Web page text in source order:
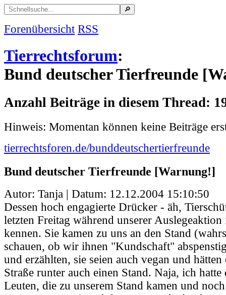
Forenübersicht RSS
Tierrechtsforum:
Bund deutscher Tierfreunde
Anzahl Beiträge in diesem Thread:
Hinweis: Momentan können keine Beiträge
tierrechtsforen.de/bunddeutschertierfreunde
Bund deutscher Tierfreunde [Warnung!]
Autor: Tanja | Datum: 12.12.2004 15:10:50
Dessen hoch engagierte Drücker - äh,
letzten Freitag während unserer
kennen. Sie kamen zu uns an den Stand
schauen, ob wir ihnen "Kundschaft"
und erzählten, sie seien auch vegan und
Straße runter auch einen Stand. Naja, ich
Leuten, die zu unserem Stand kamen und